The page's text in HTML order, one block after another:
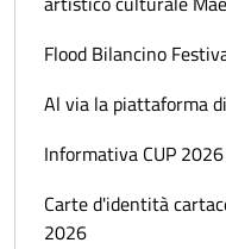
Flood Bilancino
Al via la piattaforma
Informativa CUP 2026
Carte d'identità
2026